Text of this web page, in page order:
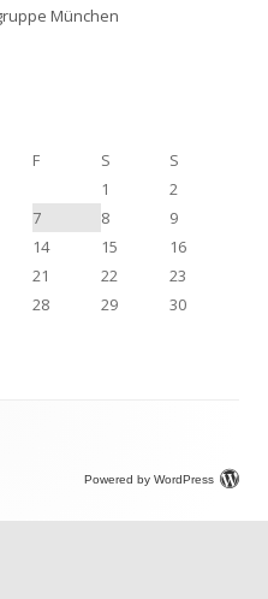
München
F S
S
1
2
7 8
9
14 15
16
21 22
23
28 29
30
Powered by WordPress